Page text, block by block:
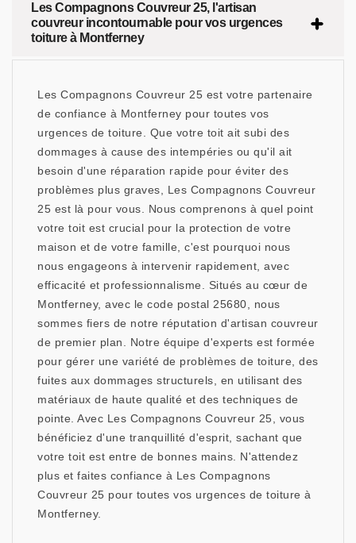
Les Compagnons Couvreur 25, l'artisan
couvreur incontournable pour vos urgences
toiture à Montferney
Les Compagnons Couvreur 25 est votre partenaire
de confiance à Montferney pour toutes vos
urgences de toiture. Que votre toit ait subi des
dommages à cause des intempéries ou qu'il ait
besoin d'une réparation rapide pour éviter des
problèmes plus graves, Les Compagnons Couvreur
25 est là pour vous. Nous comprenons à quel point
votre toit est crucial pour la protection de votre
maison et de votre famille, c'est pourquoi nous
nous engageons à intervenir rapidement, avec
efficacité et professionnalisme. Situés au cœur de
Montferney, avec le code postal 25680, nous
sommes fiers de notre réputation d'artisan couvreur
de premier plan. Notre équipe d'experts est formée
pour gérer une variété de problèmes de toiture, des
fuites aux dommages structurels, en utilisant des
matériaux de haute qualité et des techniques de
pointe. Avec Les Compagnons Couvreur 25, vous
bénéficiez d'une tranquillité d'esprit, sachant que
votre toit est entre de bonnes mains. N'attendez
plus et faites confiance à Les Compagnons
Couvreur 25 pour toutes vos urgences de toiture à
Montferney.